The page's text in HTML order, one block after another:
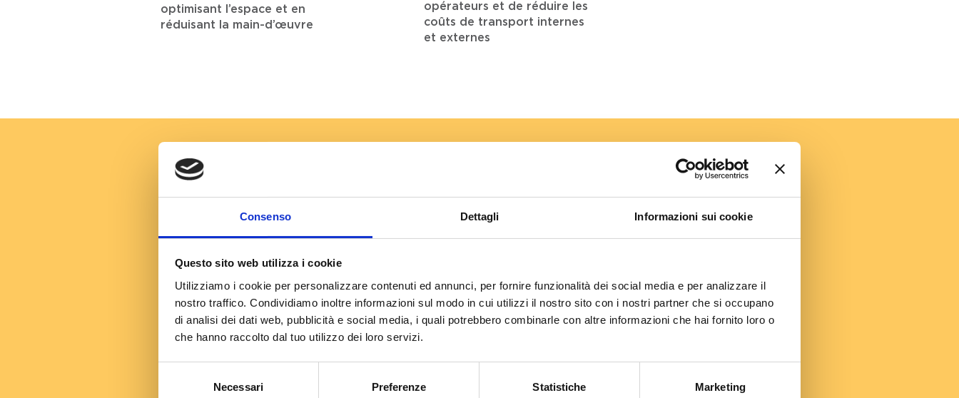
Consenso Dettagli Informazioni sui cookie
Questo sito web utilizza i cookie
Utilizziamo i cookie per personalizzare contenuti ed annunci, per fornire funzionalità dei social media e per analizzare il
nostro traffico. Condividiamo inoltre informazioni sul modo in cui utilizzi il nostro sito con i nostri partner che si occupano
di analisi dei dati web, pubblicità e social media, i quali potrebbero combinarle con altre informazioni che hai fornito loro o
che hanno raccolto dal tuo utilizzo dei loro servizi.
Necessari Preferenze Statistiche Marketing
optimisant l’espace et en
réduisant la main-d’œuvre
opérateurs et de réduire les
coûts de transport internes
et externes
Le modèle de la série Dinamic
Moyennes entreprises